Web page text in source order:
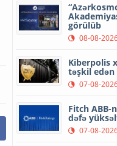
görülüb
08-08-
Kiberpolis
təşkil edən
07-08-
Fitch
dəfə
07-08-